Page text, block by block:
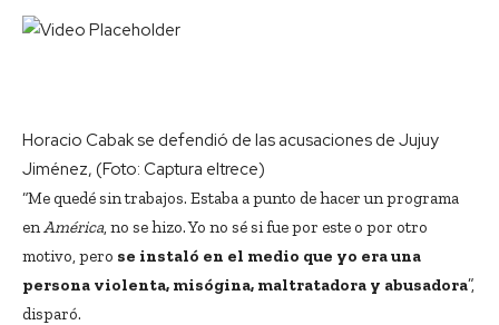
Horacio Cabak se defendió de las acusaciones de Jujuy
Jiménez, (Foto: Captura eltrece)
“Me quedé sin trabajos. Estaba a punto de hacer un programa
en América, no se hizo. Yo no sé si fue por este o por otro
motivo, pero se instaló en el medio que yo era una
persona violenta, misógina, maltratadora y abusadora”,
disparó.